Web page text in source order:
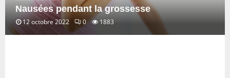
Nausées pendant la grossesse
12 octobre 2022 0 1883